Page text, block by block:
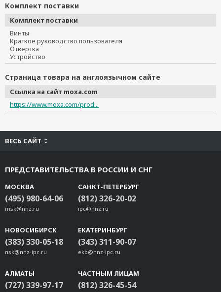
Комплект поставки
Комплект поставки
Винты
Краткое руководство пользователя
Отвертка
Устройство
Страница товара на англоязычном сайте
Ссылка на сайт moxa.com
https://www.moxa.com/prod...
ВЕСЬ САЙТ
ПРЕДСТАВИТЕЛЬСТВА В РОССИИ И СНГ
МОСКВА
(495) 980-64-06
msk@nnz.ru
САНКТ-ПЕТЕРБУРГ
(812) 326-20-02
ipc@nnz.ru
НОВОСИБИРСК
(383) 330-05-18
nsk@nnz-ipc.ru
ЕКАТЕРИНБУРГ
(343) 311-90-07
ekb@nnz-ipc.ru
АЛМАТЫ
(727) 339-97-17
ЧАСТНЫМ ЛИЦАМ
(812) 326-45-54